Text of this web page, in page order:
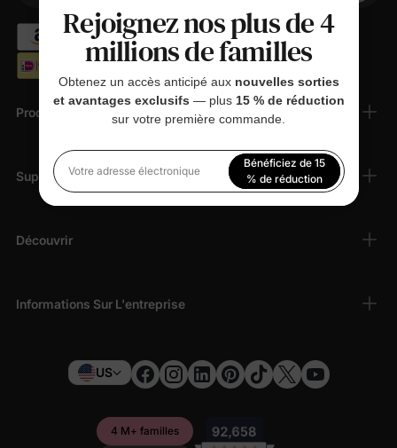
Produits
Support Client
Découvrir
Informations Sur L'entreprise
US
4 M+ familles
Rejoignez nos plus de 4
millions de familles
Obtenez un accès anticipé aux nouvelles sorties
et avantages exclusifs — plus 15 % de réduction
sur votre première commande.
Votre adresse électronique
Bénéficiez de 15
% de réduction